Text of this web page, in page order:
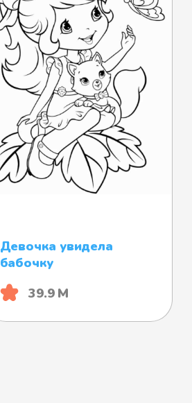
Девочка увидела
бабочку
39.9 М